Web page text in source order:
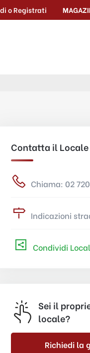
o Registrati
Contatta il Locale
Chiama: 02
Indicazioni
Condividi
Sei il
locale?
Richiedi la